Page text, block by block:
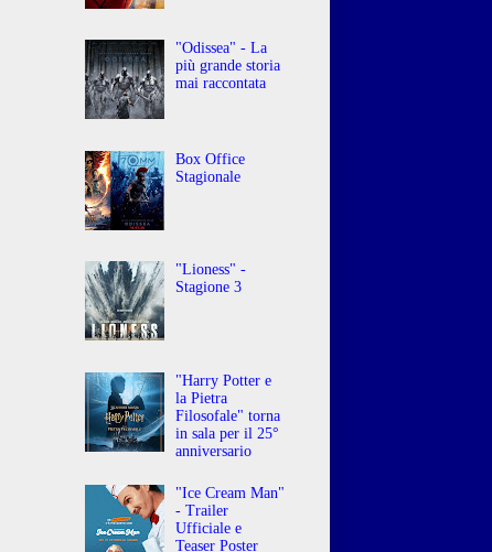
"Odissea" - La
più grande storia
mai raccontata
Box Office
Stagionale
"Lioness" -
Stagione 3
"Harry Potter e
la Pietra
Filosofale" torna
in sala per il 25°
anniversario
"Ice Cream Man"
- Trailer
Ufficiale e
Teaser Poster